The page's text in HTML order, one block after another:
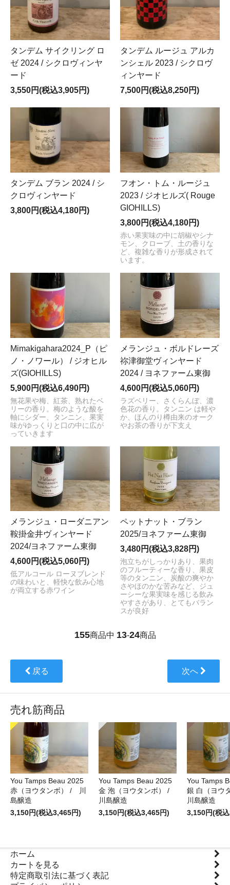
タンデム サイクリング ロ
ゼ 2024 / シクロヴィンヤ
ード
3,550円(税込3,905円)
タンデム ルージュ アルカ
ンシェル 2023 / シクロヴ
ィンヤード
7,500円(税込8,250円)
タンデム ブラン 2024 / シ
クロヴィンヤード
3,800円(税込4,180円)
フオン・トム・ルージュ
2023 / ジオヒルズ( Rouge
GIOHILLS)
3,800円(税込4,180円)
赤い果実味の中に胡椒やシナ
モン、クローブ、土の香りな
ど、複雑な香りが形成されて
います。
Mimakigahara2024_P（ピ
ノ・ノワール） / ジオヒル
ズ(GIOHILLS)
5,900円(税込6,490円)
無花果や梅、紅茶、熟れたベ
リーの香り。梅のような酸を
軸にシダー、タンニン、果実
味がゆっくりと口の中に広が
っていきます
メランジュ・ボルドレーズ
祢津御堂ヴィンヤード
2024 / ヨネファーム東御
4,600円(税込5,060円)
ラズベリー、さくらんぼ、濃
色花の香り。タンニン は軽や
か、ほんのり樽由来のオーク
やお茶の香りが下支え
メランジュ・ローダニアン
鞍掛金井ヴィンヤード
2024/ヨネファーム東御
4,600円(税込5,060円)
低アルコール ローヌブレンド
の味わいと、軽快な飲み心地
が両立する赤ワイン
ペットナット・ブラン
2025/ヨネファーム東御
3,480円(税込3,828円)
泡立ちがしっかりあり、果肉
のフルーティーな香り、果皮
等のタンニン、炭酸の爽やか
さやほのかな苦みなど、ジュ
ーシーな果実味を感じる飲み
やすさがあり、とてもバラン
スが良好
155商品中 13-24商品
戻る 次へ
売れ筋商品
You Tamps Beau 2025
赤（ヨウタンボ） / 川
島醸造
3,150円(税込3,465円)
You Tamps Beau 2025
金 泡（ヨウタンボ） /
川島醸造
3,150円(税込3,465円)
You Tamps
銀 白（ヨ
川島醸造
3,150円(税
ホーム
カートを見る
特定商取引法に基づく表記